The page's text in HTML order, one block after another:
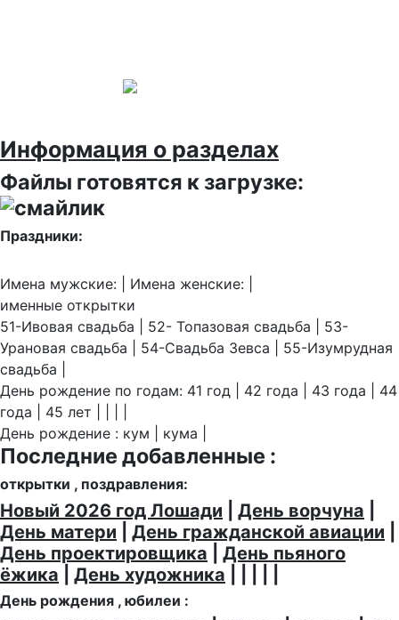
Информация о разделах
Файлы готовятся к загрузке:
Праздники:
Имена мужские: | Имена женские: |
именные открытки
51-Ивовая свадьба | 52- Топазовая свадьба | 53-
Урановая свадьба | 54-Свадьба Зевса | 55-Изумрудная
свадьба |
День рождение по годам: 41 год | 42 года | 43 года | 44
года | 45 лет | | | |
День рождение : кум | кума |
Последние добавленные :
открытки , поздравления:
Новый 2026 год Лошади День ворчуна
День матери
День гражданской авиации
День проектировщика
День пьяного
ёжика
День художника
День рождения , юбилеи :